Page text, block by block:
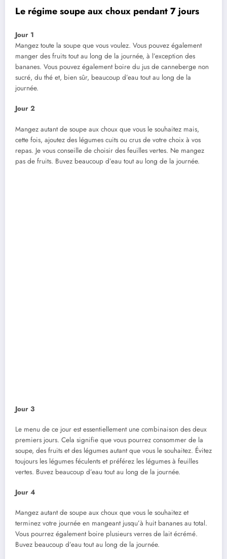
Le régime soupe aux choux pendant 7 jours
Jour 1
Mangez toute la soupe que vous voulez. Vous pouvez également
manger des fruits tout au long de la journée, à l’exception des
bananes. Vous pouvez également boire du jus de canneberge non
sucré, du thé et, bien sûr, beaucoup d’eau tout au long de la
journée.
Jour 2
Mangez autant de soupe aux choux que vous le souhaitez mais,
cette fois, ajoutez des légumes cuits ou crus de votre choix à vos
repas. Je vous conseille de choisir des feuilles vertes. Ne mangez
pas de fruits. Buvez beaucoup d’eau tout au long de la journée.
Jour 3
Le menu de ce jour est essentiellement une combinaison des deux
premiers jours. Cela signifie que vous pourrez consommer de la
soupe, des fruits et des légumes autant que vous le souhaitez. Évitez
toujours les légumes féculents et préférez les légumes à feuilles
vertes. Buvez beaucoup d’eau tout au long de la journée.
Jour 4
Mangez autant de soupe aux choux que vous le souhaitez et
terminez votre journée en mangeant jusqu’à huit bananes au total.
Vous pourrez également boire plusieurs verres de lait écrémé.
Buvez beaucoup d’eau tout au long de la journée.